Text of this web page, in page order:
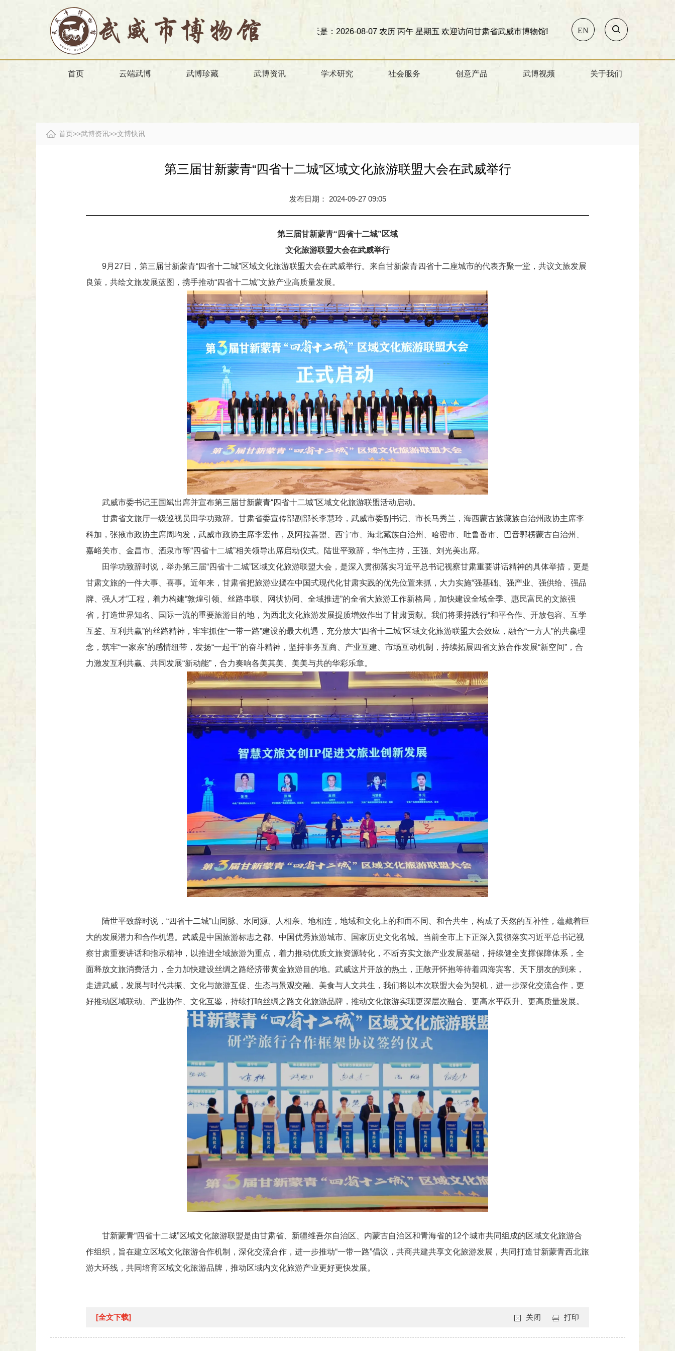
今天是：2026-08-07 农历 丙午 星期五欢迎访问甘肃省武威市博物馆! EN
首页 云端武博 武博珍藏 武博资讯 学术研究 社会服务 创意产品 武博视频 关于我们
首页>>武博资讯>>文博快讯
第三届甘新蒙青“四省十二城”区域文化旅游联盟大会在武威举行
发布日期： 2024-09-27 09:05
第三届甘新蒙青“四省十二城”区域
文化旅游联盟大会在武威举行
9月27日，第三届甘新蒙青“四省十二城”区域文化旅游联盟大会在武威举行。来自甘新蒙青四省十二座城市的代表齐聚一堂，共议文旅发展
良策，共绘文旅发展蓝图，携手推动“四省十二城”文旅产业高质量发展。
武威市委书记王国斌出席并宣布第三届甘新蒙青“四省十二城”区域文化旅游联盟活动启动。
甘肃省文旅厅一级巡视员田学功致辞。甘肃省委宣传部副部长李慧玲，武威市委副书记、市长马秀兰，海西蒙古族藏族自治州政协主席李
科加，张掖市政协主席周均发，武威市政协主席李宏伟，及阿拉善盟、西宁市、海北藏族自治州、哈密市、吐鲁番市、巴音郭楞蒙古自治州、
嘉峪关市、金昌市、酒泉市等“四省十二城”相关领导出席启动仪式。陆世平致辞，华伟主持，王强、刘光美出席。
田学功致辞时说，举办第三届“四省十二城”区域文化旅游联盟大会，是深入贯彻落实习近平总书记视察甘肃重要讲话精神的具体举措，更是
甘肃文旅的一件大事、喜事。近年来，甘肃省把旅游业摆在中国式现代化甘肃实践的优先位置来抓，大力实施“强基础、强产业、强供给、强品
牌、强人才”工程，着力构建“敦煌引领、丝路串联、网状协同、全域推进”的全省大旅游工作新格局，加快建设全域全季、惠民富民的文旅强
省，打造世界知名、国际一流的重要旅游目的地，为西北文化旅游发展提质增效作出了甘肃贡献。我们将秉持践行“和平合作、开放包容、互学
互鉴、互利共赢”的丝路精神，牢牢抓住“一带一路”建设的最大机遇，充分放大“四省十二城”区域文化旅游联盟大会效应，融合“一方人”的共赢理
念，筑牢“一家亲”的感情纽带，发扬“一起干”的奋斗精神，坚持事务互商、产业互建、市场互动机制，持续拓展四省文旅合作发展“新空间”，合
力激发互利共赢、共同发展“新动能”，合力奏响各美其美、美美与共的华彩乐章。
陆世平致辞时说，“四省十二城”山同脉、水同源、人相亲、地相连，地域和文化上的和而不同、和合共生，构成了天然的互补性，蕴藏着巨
大的发展潜力和合作机遇。武威是中国旅游标志之都、中国优秀旅游城市、国家历史文化名城。当前全市上下正深入贯彻落实习近平总书记视
察甘肃重要讲话和指示精神，以推进全域旅游为重点，着力推动优质文旅资源转化，不断夯实文旅产业发展基础，持续健全支撑保障体系，全
面释放文旅消费活力，全力加快建设丝绸之路经济带黄金旅游目的地。武威这片开放的热土，正敞开怀抱等待着四海宾客、天下朋友的到来，
走进武威，发展与时代共振、文化与旅游互促、生态与景观交融、美食与人文共生，我们将以本次联盟大会为契机，进一步深化交流合作，更
好推动区域联动、产业协作、文化互鉴，持续打响丝绸之路文化旅游品牌，推动文化旅游实现更深层次融合、更高水平跃升、更高质量发展。
甘新蒙青“四省十二城”区域文化旅游联盟是由甘肃省、新疆维吾尔自治区、内蒙古自治区和青海省的12个城市共同组成的区域文化旅游合
作组织，旨在建立区域文化旅游合作机制，深化交流合作，进一步推动“一带一路”倡议，共商共建共享文化旅游发展，共同打造甘新蒙青西北旅
游大环线，共同培育区域文化旅游品牌，推动区域内文化旅游产业更好更快发展。
[全文下载] 打印
关闭